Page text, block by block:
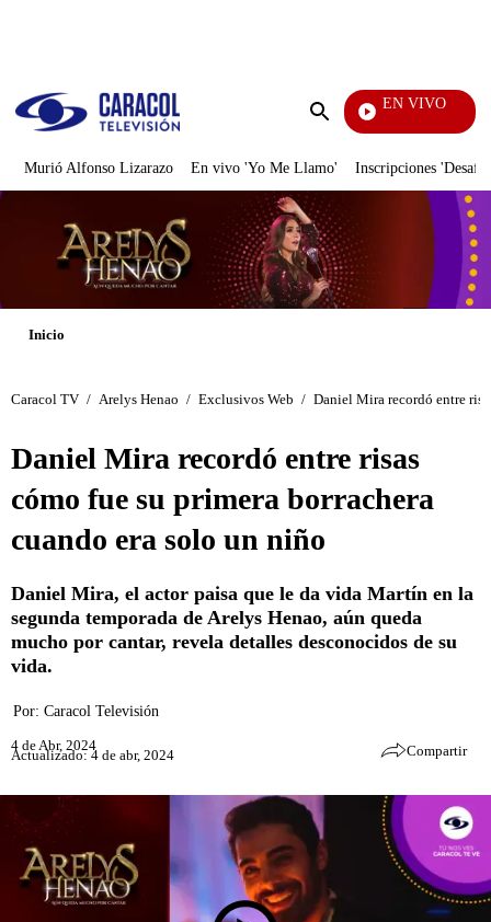
Enviar
EN VIVO
Día A Día
Murió Alfonso Lizarazo En vivo 'Yo Me Llamo' Inscripciones
Inicio
Caracol TV / Arelys Henao / Exclusivos Web / Daniel Mira recordó entre
Daniel Mira recordó entre risas
cómo fue su primera borrachera
cuando era solo un niño
Daniel Mira, el actor paisa que le da vida Martín en la
segunda temporada de Arelys Henao, aún queda
mucho por cantar, revela detalles desconocidos de su
vida.
Por: Caracol Televisión
4 de Abr, 2024
Actualizado: 4 de abr, 2024 Compartir